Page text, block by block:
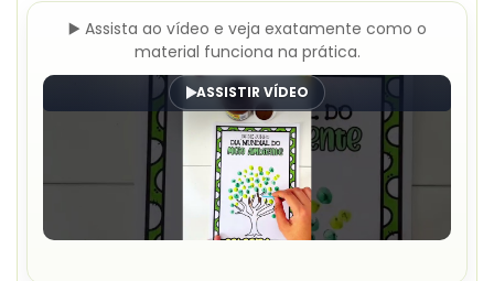
▶️ Assista ao vídeo e veja exatamente como o
material funciona na prática.
ASSISTIR VÍDEO